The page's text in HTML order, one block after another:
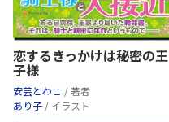
恋するきっかけは秘密の王
子様
安芸とわこ / 著者
あり子 / イラスト